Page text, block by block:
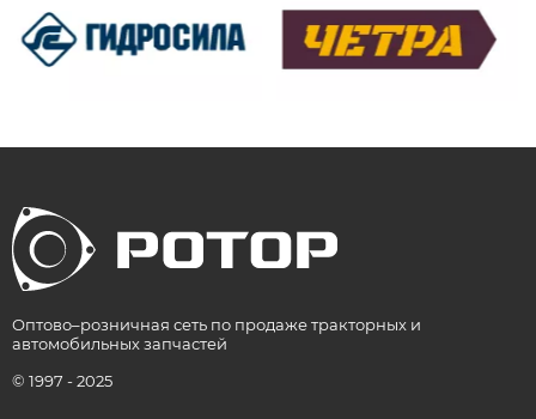
Оптово–розничная сеть по продаже тракторных и
автомобильных запчастей
© 1997 - 2025